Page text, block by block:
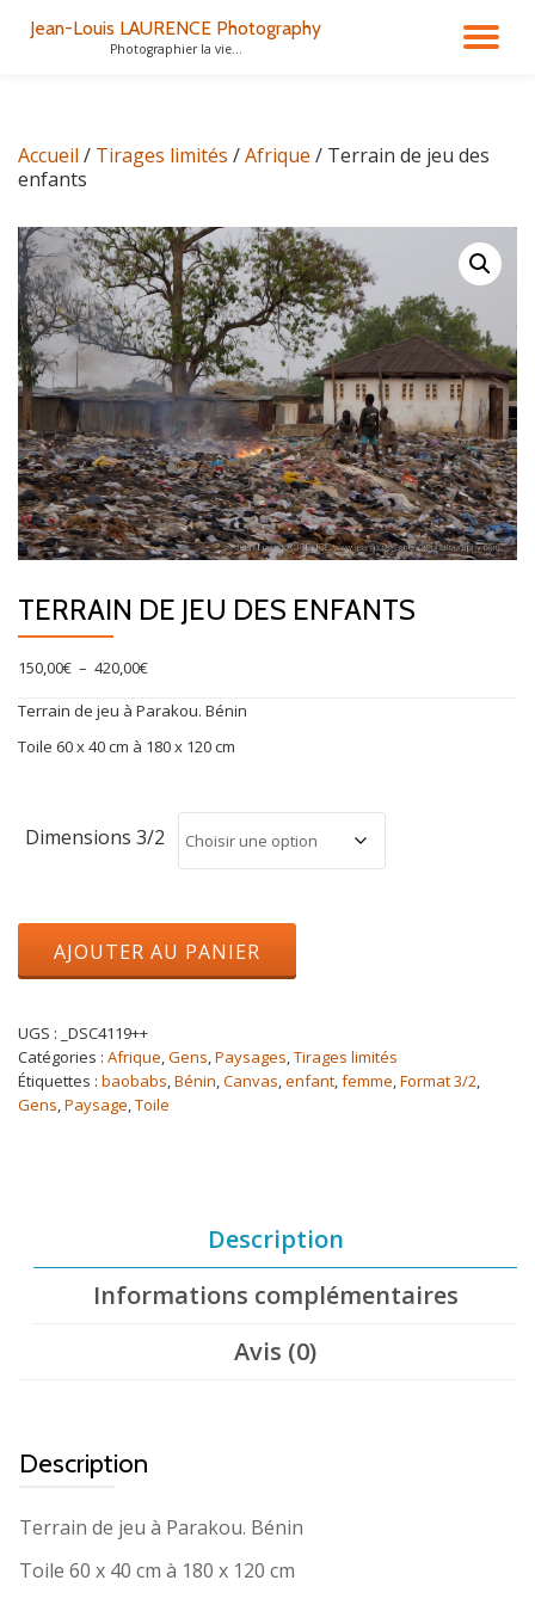
Jean-Louis LAURENCE Photography
Photographier la vie...
Accueil / Tirages limités /Afrique / Terrain de jeu des
enfants
TERRAIN DE JEU DES ENFANTS
150,00€ – 420,00€Plage
prix :
150,00€
Terrain de jeu à Parakou. Bénin
Toile 60 x 40 cm à 180 x 120 cm
Dimensions 3/2
Terrain
jeu
des
enfants
AJOUTER AU PANIER
UGS : _DSC4119++
Catégories : Afrique,Gens,Paysages,Tirages limités
Étiquettes : baobabs,Bénin,Canvas,enfant,femme,Format 3/2,
Gens,Paysage,Toile
Description
Informations complémentaires
Avis (0)
Description
Terrain de jeu à Parakou. Bénin
Toile 60 x 40 cm à 180 x 120 cm